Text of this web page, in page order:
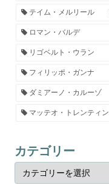
テイム・メルリール
ロマン・バルデ
リゴベルト・ウラン
フィリッポ・ガンナ
ダミアーノ・カルーゾ
マッテオ・トレンティン
カテゴリー